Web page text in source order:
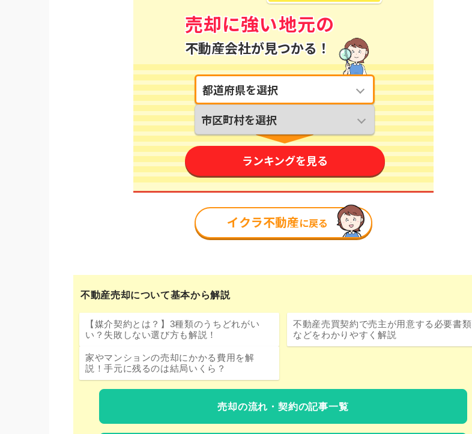
不動産売却について基本から解説
【媒介契約とは？】3種類のうちどれがい
い？失敗しない選び方も解説！
不動産売買契約で売主が用意する必要書類
などをわかりやすく解説
家やマンションの売却にかかる費用を解
説！手元に残るのは結局いくら？
売却の流れ・契約の記事一覧